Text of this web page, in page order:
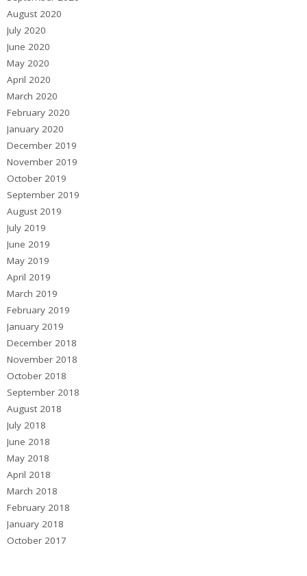
August 2020
July 2020
June 2020
May 2020
April 2020
March 2020
February 2020
January 2020
December 2019
November 2019
October 2019
September 2019
August 2019
July 2019
June 2019
May 2019
April 2019
March 2019
February 2019
January 2019
December 2018
November 2018
October 2018
September 2018
August 2018
July 2018
June 2018
May 2018
April 2018
March 2018
February 2018
January 2018
October 2017